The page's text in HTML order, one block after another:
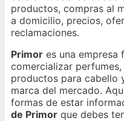
productos, compras al
a domicilio, precios,
reclamaciones.
Primor es una empresa
comercializar
productos para cabello
marca del mercado.
formas de estar
de Primor que debes